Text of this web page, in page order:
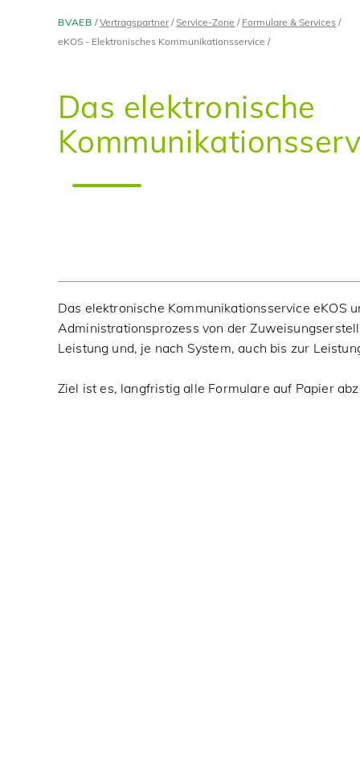
BVAEB Vertragspartner Service-Zone
Formulare & Services
eKOS - Elektronisches Kommunikationsservice
Das elektronische
Das elektronische Kommunikationsservice eKOS
Administrationsprozess von der
Leistung und, je nach System, auch bis zur
Ziel ist es, langfristig alle Formulare auf Papier